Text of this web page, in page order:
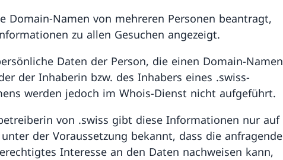
Domain-Namen von mehreren Personen beantragt,
zu allen Gesuchen angezeigt.
Daten der Person, die einen Domain-Namen
der Inhaberin bzw. des Inhabers eines .swiss-
werden jedoch im Whois-Dienst nicht aufgeführt.
von .swiss gibt diese Informationen nur auf
der Voraussetzung bekannt, dass die anfragende
Interesse an den Daten nachweisen kann,